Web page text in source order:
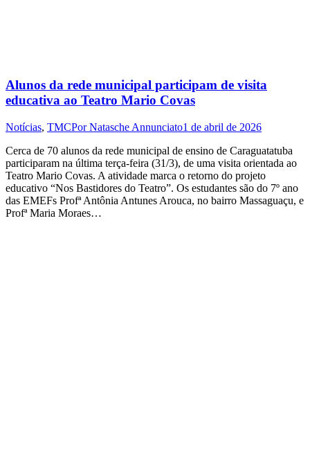
Alunos da rede municipal participam de visita
educativa ao Teatro Mario Covas
Notícias, TMCPorNatasche Annunciato1 de abril de 2026
Cerca de 70 alunos da rede municipal de ensino de Caraguatatuba
participaram na última terça-feira (31/3), de uma visita orientada ao
Teatro Mario Covas. A atividade marca o retorno do projeto
educativo “Nos Bastidores do Teatro”. Os estudantes são do 7º ano
das EMEFs Profª Antônia Antunes Arouca, no bairro Massaguaçu, e
Profª Maria Moraes…